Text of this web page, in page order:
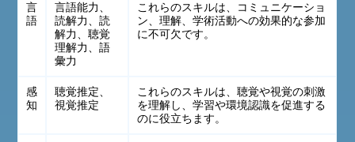
言
語
言語能力、
読解力、読
解力、聴覚
理解力、語
彙力
これらのスキルは、コミュニケーショ
ン、理解、学術活動への効果的な参加
に不可欠です。
感
知
聴覚推定、
視覚推定
これらのスキルは、聴覚や視覚の刺激
を理解し、学習や環境認識を促進する
のに役立ちます。